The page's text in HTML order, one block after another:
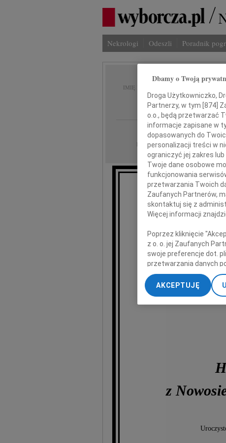
Nekrologi Odeszli Poradnik
IMIĘ I NAZWISKO:
Halina
REGION: Kraków
DATA EMISJI: 15.10.2025
Z głębokim żalem
Nasza
z
Dbamy o Twoją
Droga Użytkowniczko,
Partnerzy, w tym [874]
o.o., będą przetwarzać
informacje zapisane w
dopasowanych do
personalizacji treści w
ograniczyć jej zakres
Twoje dane osobowe
funkcjonowania
przetwarzania Twoich
Zaufanych Partnerów,
skontaktuj się z
Więcej informacji
Poprzez kliknięcie
z o. o. jej Zaufanych
swoje preferencje dot.
przetwarzania danych
„Ustawienia
My, nasi Zaufani
dokładnych danych
Przechowywanie
AKCEPTUJĘ